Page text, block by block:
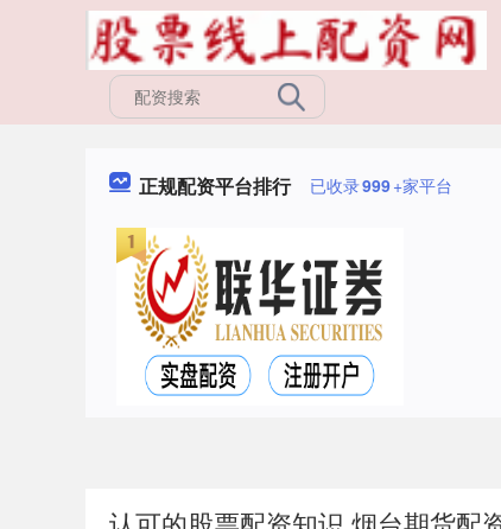
正规配资平台排行 已收录999+家平台